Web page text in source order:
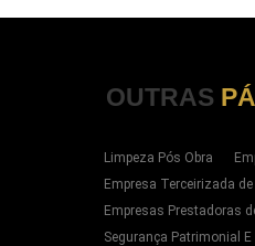
OUTRAS
Limpeza Pós Obra
Empresa Terceirizada
Empresas Prestadoras
Segurança Patrimonial